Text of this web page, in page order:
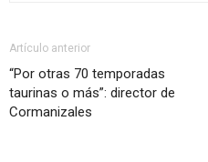
Artículo anterior
“Por otras 70 temporadas
taurinas o más”: director de
Cormanizales